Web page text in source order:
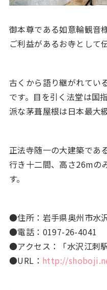
御本尊である如意輪観音
ご利益があるお寺として
古くから語り継がれてい
です。目を引く法堂は国
派な茅葺屋根は日本最大
正法寺随一の大建築であ
行き十二間、高さ26mの
す。
●住所：岩手県奥州市水
●電話：0197-26-4041
●アクセス：「水沢江刺
●URL： http://